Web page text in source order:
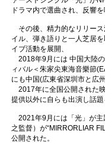
ドラマ内で選曲され、反響
その後、精力的なリリー
イル、弾き語りと一人芝居
イブ活動を展開、
2018年9月には 中国大陸
ィバル＜朱家尖東海音樂節
にも中国(広東省深圳市と広
2017年に全国公開された
提供以外に自らも出演し話
2021年9月には「光」が主
之監督）が“MIRRORLIAR
公開された。